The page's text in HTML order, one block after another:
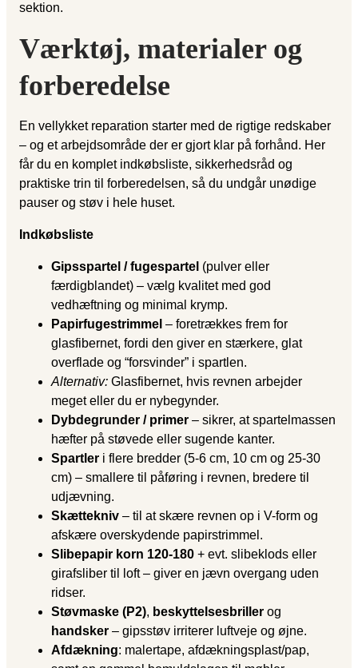
sektion.
Værktøj, materialer og
forberedelse
En vellykket reparation starter med de rigtige redskaber
– og et arbejdsområde der er gjort klar på forhånd. Her
får du en komplet indkøbsliste, sikkerhedsråd og
praktiske trin til forberedelsen, så du undgår unødige
pauser og støv i hele huset.
Indkøbsliste
Gipsspartel / fugespartel (pulver eller
færdigblandet) – vælg kvalitet med god
vedhæftning og minimal krymp.
Papirfugestrimmel – foretrækkes frem for
glasfibernet, fordi den giver en stærkere, glat
overflade og “forsvinder” i spartlen.
Alternativ: Glasfibernet, hvis revnen arbejder
meget eller du er nybegynder.
Dybdegrunder / primer – sikrer, at spartelmassen
hæfter på støvede eller sugende kanter.
Spartler i flere bredder (5-6 cm, 10 cm og 25-30
cm) – smallere til påføring i revnen, bredere til
udjævning.
Skættekniv – til at skære revnen op i V-form og
afskære overskydende papirstrimmel.
Slibepapir korn 120-180 + evt. slibeklods eller
girafsliber til loft – giver en jævn overgang uden
ridser.
Støvmaske (P2), beskyttelsesbriller og
handsker – gipsstøv irriterer luftveje og øjne.
Afdækning: malertape, afdækningsplast/pap,